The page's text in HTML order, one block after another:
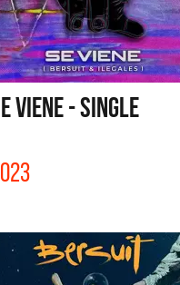
VIENE - SINGLE